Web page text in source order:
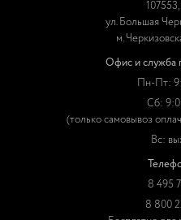
ул. Большая
м.
Офис и служба
Пн-Пт:
Сб:
(только самовывоз
Вс:
8 495
8 800